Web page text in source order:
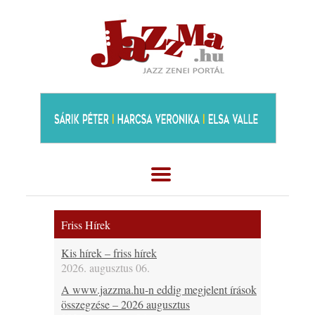
Friss Hírek
Kis hírek – friss hírek
2026. augusztus 06.
A www.jazzma.hu-n eddig megjelent írások
összegzése – 2026 augusztus